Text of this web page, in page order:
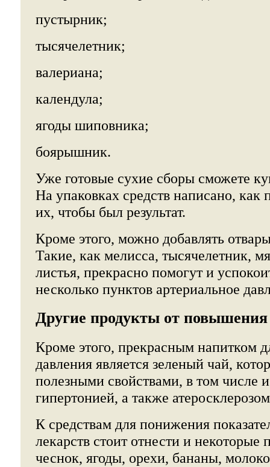
пустырник;
тысячелетник;
валериана;
календула;
ягоды шиповника;
боярышник.
Уже готовые сухие сборы сможете
На упаковках средств написано, как
их, чтобы был результат.
Кроме этого, можно добавлять
Такие, как мелисса, тысячелетник,
листья, прекрасно помогут и
несколько пунктов артериальное
Другие продукты от повышения
Кроме этого, прекрасным напитком
давления является зеленый чай,
полезными свойствами, в том числе
гипертонией, а также
К средствам для понижения
лекарств стоит отнести и
чеснок, ягоды, орехи, бананы,